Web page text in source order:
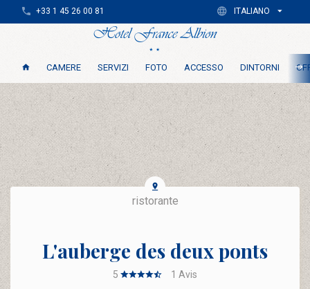
CAMERE SERVIZI FOTO ACCESSO DINTORNI
+33 1 45 26 00 81 ITALIANO
ristorante
L'auberge des deux ponts
5 1 Avis